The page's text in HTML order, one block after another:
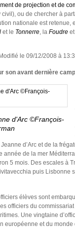
de projection et de
civil), ou de chercher à
nationale est retenue,
et le Tonnerre, la Foudre
le 09/12/2008 à
son avant dernière
d'Arc ©François-
d’Arc et de la
de la mer
5 mois. Des escales à
puis Lisbonne
élèves sont
officiers du
Une vingtaine
européenne et du monde